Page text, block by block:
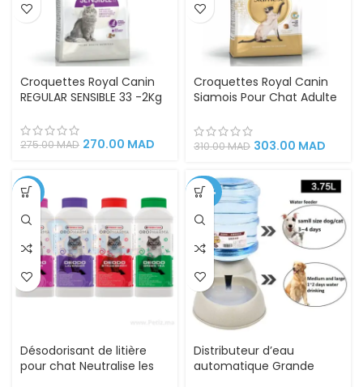
Croquettes Royal Canin
REGULAR SENSIBLE 33 -2Kg
275.00MAD 270.00 MAD
Croquettes Royal Canin
Siamois Pour Chat Adulte
310.00MAD 303.00 MAD
-11%
Désodorisant de litière
pour chat Neutralise les
-44%
Distributeur d’eau
automatique Grande